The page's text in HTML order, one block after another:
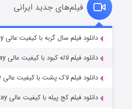
قسمت۷ (زیرنویس)
فیلم‌های جدید ایرانی
دانلود فیلم سال گربه با کیفیت عالی BluRay
دانلود فیلم لاله کبود با کیفیت عالی BluRay
دانلود فیلم لاک پشت با کیفیت عالی BluRay
دانلود فیلم کج‌ پیله با کیفیت عالی BluRay